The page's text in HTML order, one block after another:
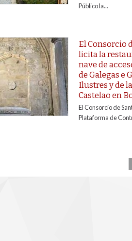
Público la...
El Consorcio
licita la
nave de
de Galegas e
Ilustres y de
Castelao en
El Consorcio de
Plataforma de